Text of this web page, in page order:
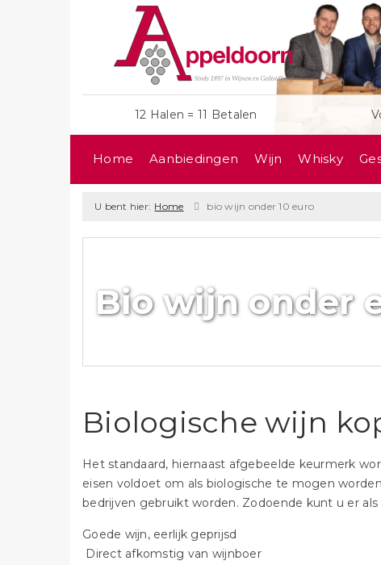
12 Halen = 11 Betalen
Home Aanbiedingen Wijn Whisky
U bent hier: Home bio wijn onder 10 euro
Bio wijn onder
Biologische wijn
Het standaard, hiernaast afgebeelde keurmerk
eisen voldoet om als biologische te mogen
bedrijven gebruikt worden. Zodoende kunt u er
Goede wijn, eerlijk geprijsd
Direct afkomstig van wijnboer